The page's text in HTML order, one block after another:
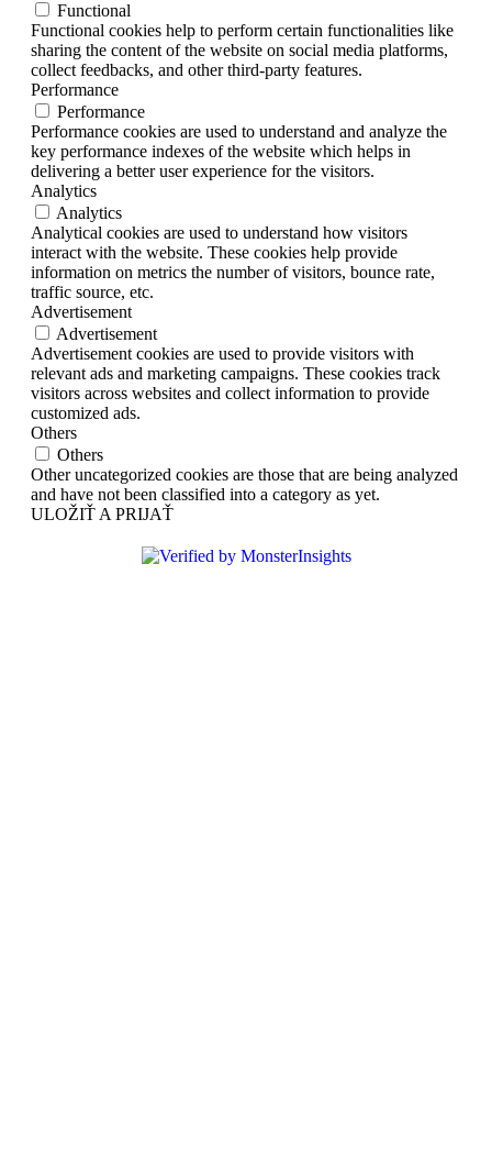
Functional
Functional cookies help to perform certain functionalities like
sharing the content of the website on social media platforms,
collect feedbacks, and other third-party features.
Performance
Performance
Performance cookies are used to understand and analyze the
key performance indexes of the website which helps in
delivering a better user experience for the visitors.
Analytics
Analytics
Analytical cookies are used to understand how visitors
interact with the website. These cookies help provide
information on metrics the number of visitors, bounce rate,
traffic source, etc.
Advertisement
Advertisement
Advertisement cookies are used to provide visitors with
relevant ads and marketing campaigns. These cookies track
visitors across websites and collect information to provide
customized ads.
Others
Others
Other uncategorized cookies are those that are being analyzed
and have not been classified into a category as yet.
ULOŽIŤ A PRIJAŤ